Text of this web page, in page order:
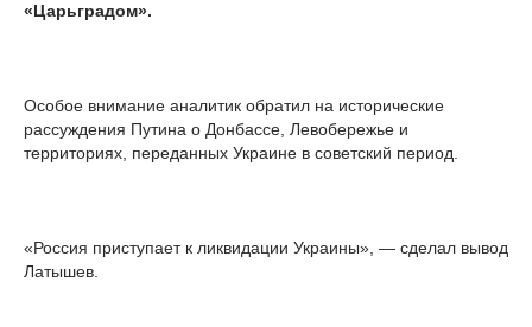
«Царьградом».
Особое внимание аналитик обратил на исторические
рассуждения Путина о Донбассе, Левобережье и
территориях, переданных Украине в советский период.
«Россия приступает к ликвидации Украины», — сделал вывод
Латышев.